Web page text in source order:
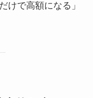
けで高額になる」